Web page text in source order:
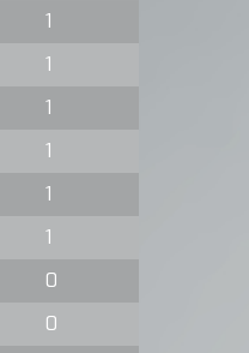
1
1
1
1
1
1
0
0